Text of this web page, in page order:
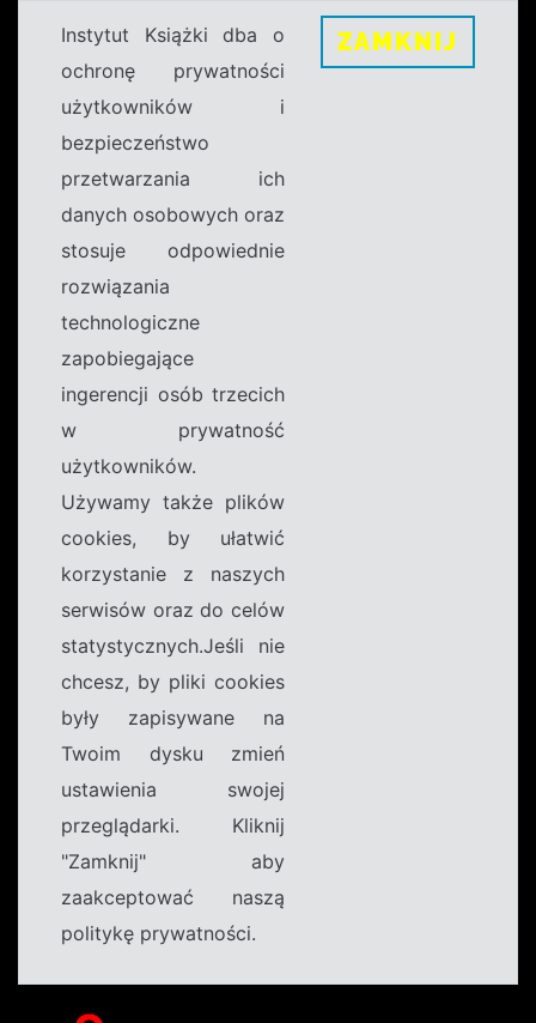
Instytut Książki dba o
ochronę prywatności
użytkowników i
bezpieczeństwo
przetwarzania ich
danych osobowych oraz
stosuje odpowiednie
rozwiązania
technologiczne
zapobiegające
ingerencji osób trzecich
w prywatność
użytkowników.
Używamy także plików
cookies, by ułatwić
korzystanie z naszych
serwisów oraz do celów
statystycznych.Jeśli nie
chcesz, by pliki cookies
były zapisywane na
Twoim dysku zmień
ustawienia swojej
przeglądarki. Kliknij
"Zamknij" aby
zaakceptować naszą
politykę prywatności.
ZAMKNIJ